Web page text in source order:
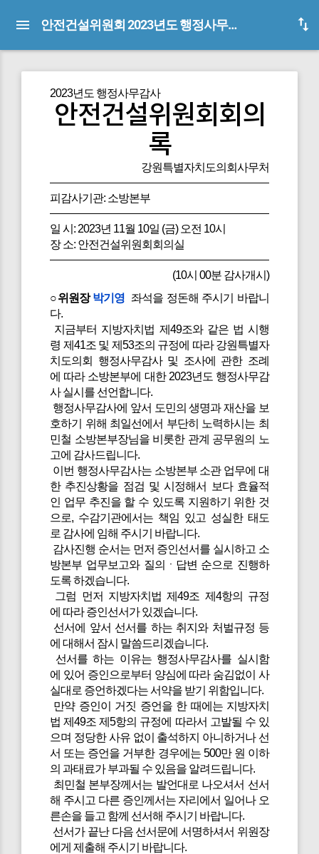
안전건설위원회 2023년도 행정사무감사 회의록(피감사기관:소방본부)
2023년도 행정사무감사
안전건설위원회회의
록
강원특별자치도의회사무처
피감사기관: 소방본부
일 시: 2023년 11월 10일 (금) 오전 10시
장 소: 안전건설위원회회의실
(10시 00분 감사개시)
○위원장박기영 좌석을 정돈해 주시기 바랍니
다.
지금부터 지방자치법 제49조와 같은 법 시행
령 제41조 및 제53조의 규정에 따라 강원특별자
치도의회 행정사무감사 및 조사에 관한 조례
에 따라 소방본부에 대한 2023년도 행정사무감
사 실시를 선언합니다.
행정사무감사에 앞서 도민의 생명과 재산을 보
호하기 위해 최일선에서 부단히 노력하시는 최
민철 소방본부장님을 비롯한 관계 공무원의 노
고에 감사드립니다.
이번 행정사무감사는 소방본부 소관 업무에 대
한 추진상황을 점검 및 시정해서 보다 효율적
인 업무 추진을 할 수 있도록 지원하기 위한 것
으로, 수감기관에서는 책임 있고 성실한 태도
로 감사에 임해 주시기 바랍니다.
감사진행 순서는 먼저 증인선서를 실시하고 소
방본부 업무보고와 질의ㆍ답변 순으로 진행하
도록 하겠습니다.
그럼 먼저 지방자치법 제49조 제4항의 규정
에 따라 증인선서가 있겠습니다.
선서에 앞서 선서를 하는 취지와 처벌규정 등
에 대해서 잠시 말씀드리겠습니다.
선서를 하는 이유는 행정사무감사를 실시함
에 있어 증인으로부터 양심에 따라 숨김없이 사
실대로 증언하겠다는 서약을 받기 위함입니다.
만약 증인이 거짓 증언을 한 때에는 지방자치
법 제49조 제5항의 규정에 따라서 고발될 수 있
으며 정당한 사유 없이 출석하지 아니하거나 선
서 또는 증언을 거부한 경우에는 500만 원 이하
의 과태료가 부과될 수 있음을 알려드립니다.
최민철 본부장께서는 발언대로 나오셔서 선서
해 주시고 다른 증인께서는 자리에서 일어나 오
른손을 들고 함께 선서해 주시기 바랍니다.
선서가 끝난 다음 선서문에 서명하셔서 위원장
에게 제출해 주시기 바랍니다.